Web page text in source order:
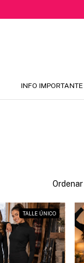
INFO
TALLE ÚNICO